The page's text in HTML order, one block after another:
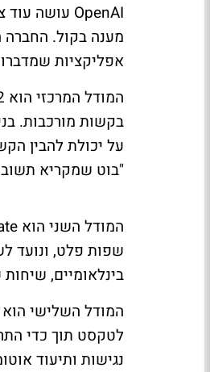
OpenAI עושה עוד
מענה בקול.
אפליקציות
המודל המרכזי הוא
בקשות מורכבות.
על יכולת להבין
"בוט שמקריא
המודל השני הוא
שפות פלט, ונועד
בינלאומיים,
המודל השלישי
לטקסט תוך כדי
נגישות ותיעוד